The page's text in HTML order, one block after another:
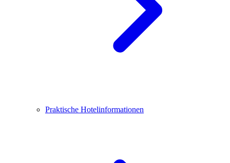
Praktische Hotelinformationen